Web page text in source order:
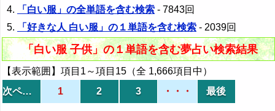
「白い服」の全単語を含む検索 - 7843回
「好きな人 白い服」の１単語を含む検索 - 2039回
「白い服 子供」の１単語を含む夢占い検索結果
【表示範囲】項目1～項目15（全 1,666項目中）
次ページ
1 2 3 ・・・ 最後